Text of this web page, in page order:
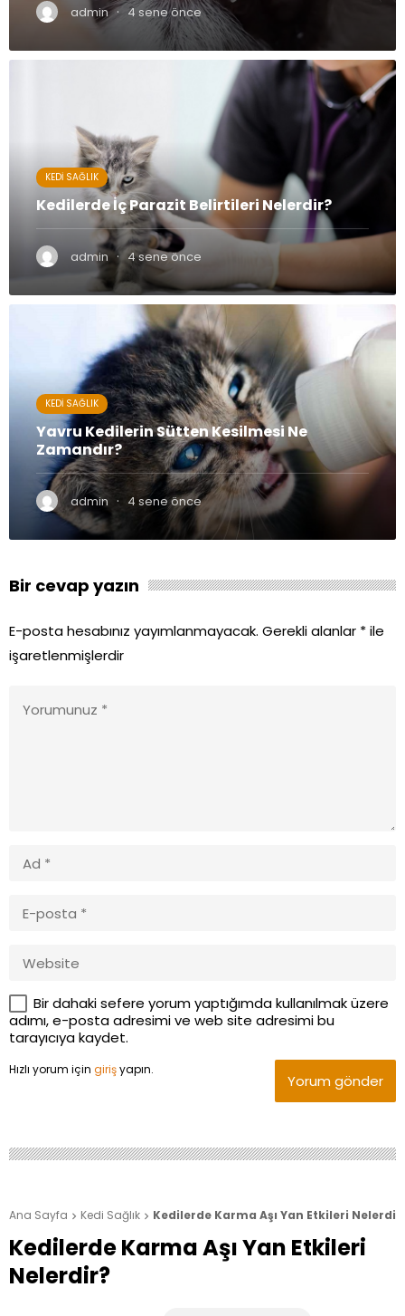
admin · 4 sene önce
KEDI SAĞLIK
Kedilerde İç Parazit Belirtileri Nelerdir?
admin · 4 sene önce
KEDI SAĞLIK
Yavru Kedilerin Sütten Kesilmesi Ne
Zamandır?
admin · 4 sene önce
Bir cevap yazın
E-posta hesabınız yayımlanmayacak. Gerekli alanlar *ile
işaretlenmişlerdir
Bir dahaki sefere yorum yaptığımda kullanılmak üzere
adımı, e-posta adresimi ve web site adresimi bu
tarayıcıya kaydet.
Hızlı yorum için girişyapın.
Yorum gönder
Ana Sayfa  Kedi Sağlık  Kedilerde Karma Aşı Yan Etkileri
Kedilerde Karma Aşı Yan Etkileri
Nelerdir?